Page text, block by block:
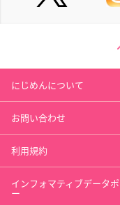
にじめんについて
お問い合わせ
利用規約
インフォマティブデータ
ー